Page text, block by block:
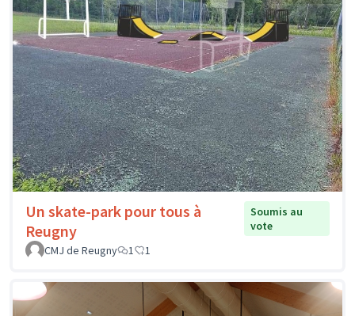
Un skate-park pour tous à
Reugny
Soumis au
vote
CMJ de Reugny
1 1